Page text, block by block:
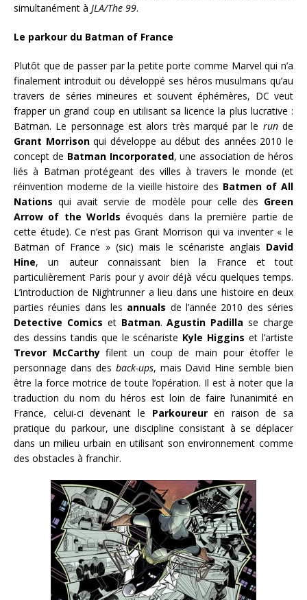
simultanément à JLA/The 99.
Le parkour du Batman of France
Plutôt que de passer par la petite porte comme Marvel qui n’a
finalement introduit ou développé ses héros musulmans qu’au
travers de séries mineures et souvent éphémères, DC veut
frapper un grand coup en utilisant sa licence la plus lucrative :
Batman. Le personnage est alors très marqué par le runde
Grant Morrisonqui développe au début des années 2010 le
concept de Batman Incorporated, une association de héros
liés à Batman protégeant des villes à travers le monde (et
réinvention moderne de la vieille histoire des Batmen of All
Nations qui avait servie de modèle pour celle des Green
Arrow of the Worlds évoqués dans la première partie de
cette étude). Ce n’est pas Grant Morrison qui va inventer « le
Batman of France » (sic) mais le scénariste anglais David
Hine, un auteur connaissant bien la France et tout
particulièrement Paris pour y avoir déjà vécu quelques temps.
L’introduction de Nightrunner a lieu dans une histoire en deux
parties réunies dans les annuals de l’année 2010 des séries
Detective Comics et Batman.Agustin Padillase charge
des dessins tandis que le scénariste Kyle Higgins et l’artiste
Trevor McCarthyfilent un coup de main pour étoffer le
personnage dans des back-ups, mais David Hine semble bien
être la force motrice de toute l’opération. Il est à noter que la
traduction du nom du héros est loin de faire l’unanimité en
France, celui-ci devenant le Parkoureuren raison de sa
pratique du parkour, une discipline consistant à se déplacer
dans un milieu urbain en utilisant son environnement comme
des obstacles à franchir.